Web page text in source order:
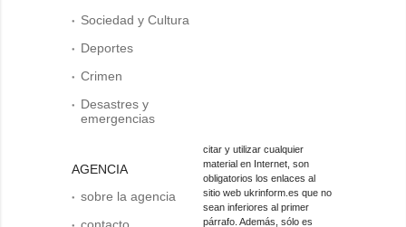
Sociedad y Cultura
Deportes
Crimen
Desastres y
emergencias
AGENCIA
sobre la agencia
citar y utilizar cualquier
material en Internet, son
obligatorios los enlaces al
sitio web ukrinform.es que no
sean inferiores al primer
párrafo. Además, sólo es